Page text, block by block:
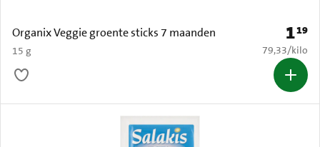
Organix Veggie groente sticks 7 maanden
15 g
Prijs:
119
€ 79,33 per
79,33/kilo